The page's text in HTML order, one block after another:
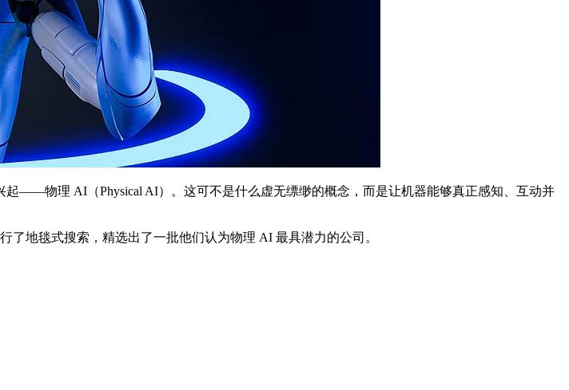
——物理 AI（Physical AI）。这可不是什么虚无缥缈的概念，而是让机器能够真正感知、互动并
地毯式搜索，精选出了一批他们认为物理 AI 最具潜力的公司。